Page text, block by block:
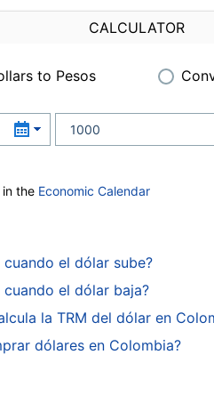
CALCULATOR
to Pesos
in the Economic Calendar
cuando el dólar sube?
cuando el dólar baja?
la TRM del dólar en
dólares en Colombia?